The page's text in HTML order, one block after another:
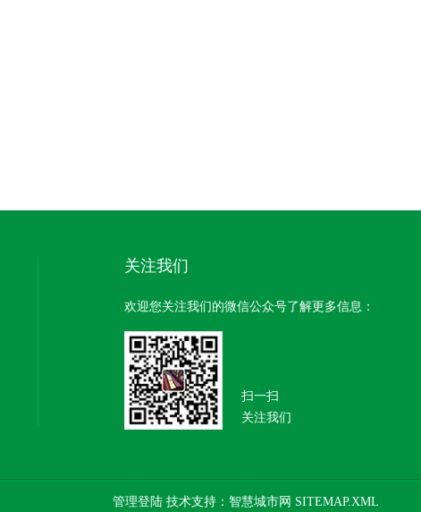
关注我们
欢迎您关注我们的微信公众号了解更多信息：
扫一扫
关注我们
管理登陆 技术支持： 智慧城市网 SITEMAP.XML